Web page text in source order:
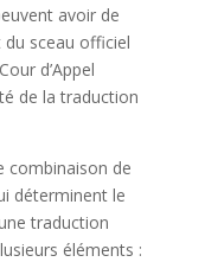
avoir de
du sceau officiel
d’Appel
de la traduction
combinaison de
déterminent le
traduction
éléments :